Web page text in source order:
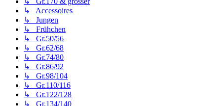
↳ Accessoires
↳ Jungen
↳ Frühchen
↳ Gr.50/56
↳ Gr.62/68
↳ Gr.74/80
↳ Gr.86/92
↳ Gr.98/104
↳ Gr.110/116
↳ Gr.122/128
↳ Gr.134/140